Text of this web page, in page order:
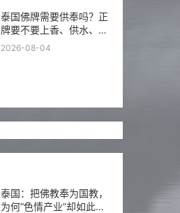
泰国佛牌需要供奉吗？正
牌要不要上香、供水、摆
佛台一次讲明白
2026-08-04
泰国：把佛教奉为国教，
为何“色情产业”却如此繁